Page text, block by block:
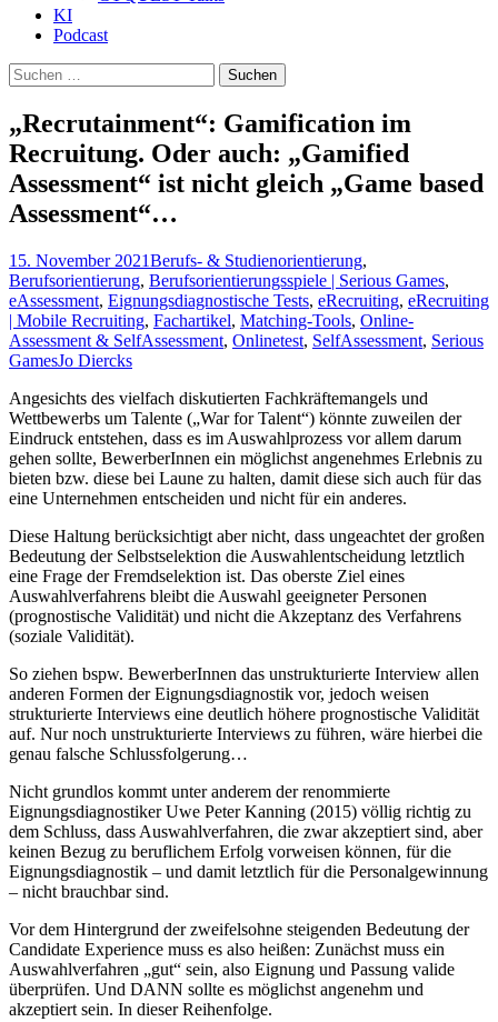
KI
Podcast
Suchen
nach:
„Recrutainment“: Gamification im
Recruitung. Oder auch: „Gamified
Assessment“ ist nicht gleich „Game based
Assessment“…
15. November 2021Berufs- & Studienorientierung,
Berufsorientierung, Berufsorientierungsspiele | Serious Games,
eAssessment, Eignungsdiagnostische Tests, eRecruiting, eRecruiting
| Mobile Recruiting, Fachartikel, Matching-Tools, Online-
Assessment & SelfAssessment, Onlinetest, SelfAssessment, Serious
GamesJo Diercks
Angesichts des vielfach diskutierten Fachkräftemangels und
Wettbewerbs um Talente („War for Talent“) könnte zuweilen der
Eindruck entstehen, dass es im Auswahlprozess vor allem darum
gehen sollte, BewerberInnen ein möglichst angenehmes Erlebnis zu
bieten bzw. diese bei Laune zu halten, damit diese sich auch für das
eine Unternehmen entscheiden und nicht für ein anderes.
Diese Haltung berücksichtigt aber nicht, dass ungeachtet der großen
Bedeutung der Selbstselektion die Auswahlentscheidung letztlich
eine Frage der Fremdselektion ist. Das oberste Ziel eines
Auswahlverfahrens bleibt die Auswahl geeigneter Personen
(prognostische Validität) und nicht die Akzeptanz des Verfahrens
(soziale Validität).
So ziehen bspw. BewerberInnen das unstrukturierte Interview allen
anderen Formen der Eignungsdiagnostik vor, jedoch weisen
strukturierte Interviews eine deutlich höhere prognostische Validität
auf. Nur noch unstrukturierte Interviews zu führen, wäre hierbei die
genau falsche Schlussfolgerung…
Nicht grundlos kommt unter anderem der renommierte
Eignungsdiagnostiker Uwe Peter Kanning (2015) völlig richtig zu
dem Schluss, dass Auswahlverfahren, die zwar akzeptiert sind, aber
keinen Bezug zu beruflichem Erfolg vorweisen können, für die
Eignungsdiagnostik – und damit letztlich für die Personalgewinnung
– nicht brauchbar sind.
Vor dem Hintergrund der zweifelsohne steigenden Bedeutung der
Candidate Experience muss es also heißen: Zunächst muss ein
Auswahlverfahren „gut“ sein, also Eignung und Passung valide
überprüfen. Und DANN sollte es möglichst angenehm und
akzeptiert sein. In dieser Reihenfolge.